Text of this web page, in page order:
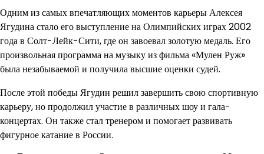
Одним из самых впечатляющих моментов карьеры Алексея
Ягудина стало его выступление на Олимпийских играх 2002
года в Солт-Лейк-Сити, где он завоевал золотую медаль. Его
произвольная программа на музыку из фильма «Мулен Руж»
была незабываемой и получила высшие оценки судей.
После этой победы Ягудин решил завершить свою спортивную
карьеру, но продолжил участие в различных шоу и гала-
концертах. Он также стал тренером и помогает развивать
фигурное катание в России.